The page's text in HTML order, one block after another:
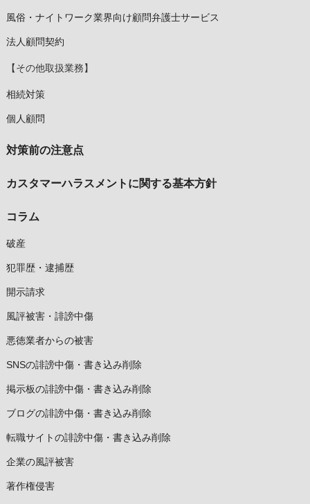
風俗・ナイトワーク業界向け顧問弁護士サービス
法人顧問契約
【その他取扱業務】
相続対策
個人顧問
対策前の注意点
カスタマーハラスメントに関する基本方針
コラム
破産
犯罪歴・逮捕歴
開示請求
風評被害・誹謗中傷
悪徳業者からの被害
SNSの誹謗中傷・書き込み削除
掲示板の誹謗中傷・書き込み削除
ブログの誹謗中傷・書き込み削除
転職サイトの誹謗中傷・書き込み削除
企業の風評被害
著作権侵害